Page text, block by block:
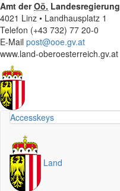
Amt derOö. Landesregierung
4021 Linz • Landhausplatz 1
Telefon (+43 732) 77 20-0
E-Mail post@ooe.gv.at
www.land-oberoesterreich.gv.at
Accesskeys
Land